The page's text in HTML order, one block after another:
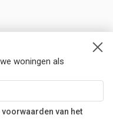
woningen als
van het